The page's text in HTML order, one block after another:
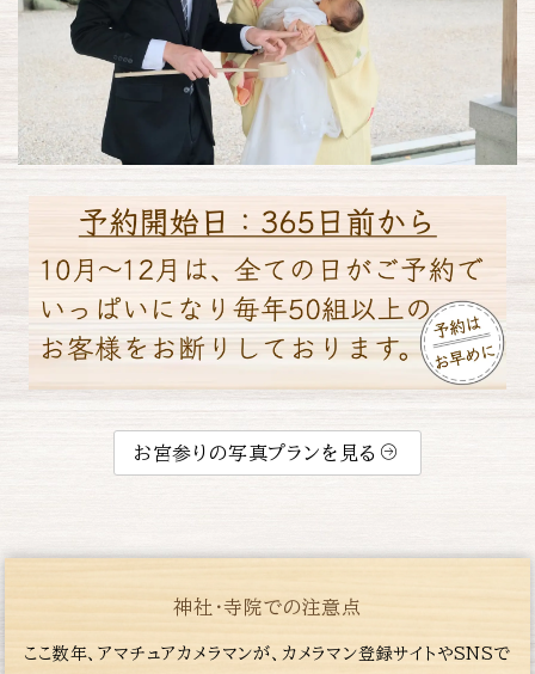
お宮参りの写真プランを見る
神社・寺院での注意点
ここ数年、アマチュアカメラマンが、カメラマン登録サイトやSNSで